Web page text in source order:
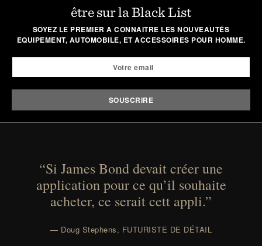
être sur la Black List
SOYEZ LE PREMIER A CONNAITRE LES NOUVEAUTÉS
EQUIPEMENT, AUTOMOBILE, ET ACCESSOIRES POUR HOMME.
“Si James Bond devait créer une
application pour ce qu’il souhaite
acheter, ce serait cett appli.”
— Doug Stephens, FUTURISTE DE DÉTAIL